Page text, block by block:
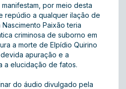
por meio desta
repúdio a qualquer ilação de
Paixão teria
criminosa de suborno em
a morte de Elpídio Quirino
apuração e a
a elucidação de fatos.
do áudio divulgado pela